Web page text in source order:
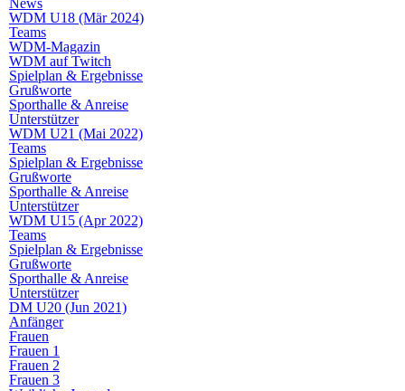
News
WDM U18 (Mär 2024)
Teams
WDM-Magazin
WDM auf Twitch
Spielplan & Ergebnisse
Grußworte
Sporthalle & Anreise
Unterstützer
WDM U21 (Mai 2022)
Teams
Spielplan & Ergebnisse
Grußworte
Sporthalle & Anreise
Unterstützer
WDM U15 (Apr 2022)
Teams
Spielplan & Ergebnisse
Grußworte
Sporthalle & Anreise
Unterstützer
DM U20 (Jun 2021)
Anfänger
Frauen
Frauen 1
Frauen 2
Frauen 3